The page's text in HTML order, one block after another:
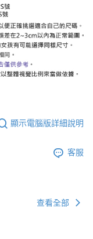
顯示電腦版詳細說明
客服
查看全部